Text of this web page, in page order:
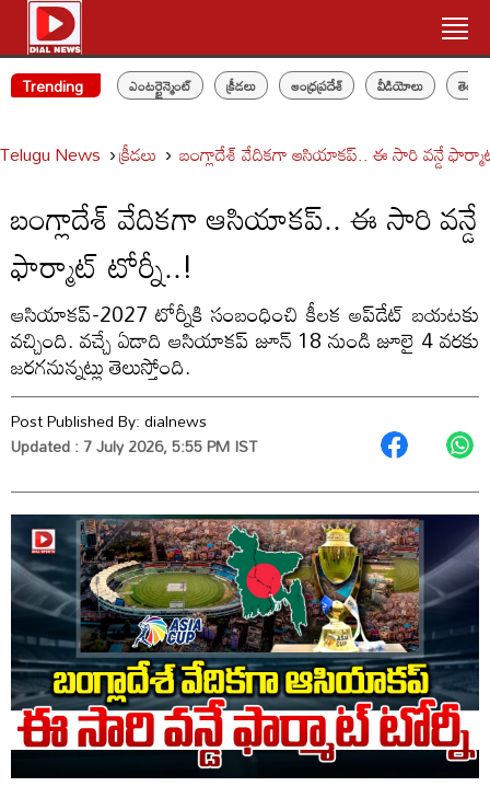
Trending ఎంటర్టైన్మెంట్ క్రీడలు ఆంధ్రప్రదేశ్ వీడియోలు
Telugu News క్రీడలు బంగ్లాదేశ్ వేదికగా ఆసియాకప్.. ఈ సారి వన్డే
బంగ్లాదేశ్ వేదికగా ఆసియాకప్.. ఈ సారి వన్డే
ఫార్మాట్ టోర్నీ..!
ఆసియాకప్‌-2027 టోర్నీకి సంబంధించి కీల‌క అప్‌డేట్ బ‌య‌ట‌కు
వ‌చ్చింది. వ‌చ్చే ఏడాది ఆసియాక‌ప్ జూన్ 18 నుండి జూలై 4 వరకు
జ‌ర‌గ‌నున్న‌ట్లు తెలుస్తోంది.
Post Published By:dialnews
Updated : 7 July 2026, 5:55 PM IST